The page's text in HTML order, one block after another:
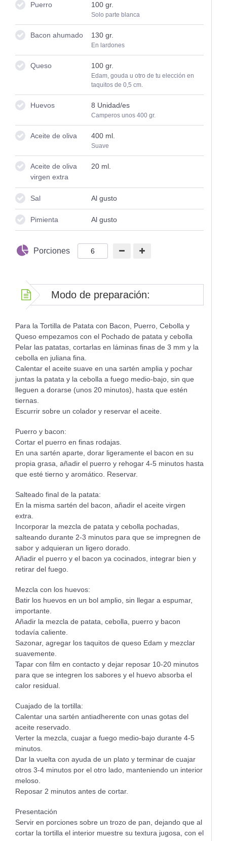
Puerro 100gr.
Solo parte blanca
Bacon ahumado 130gr.
En lardones
Queso 100gr.
Edam, gouda u otro de tu elección en
taquitos de 0,5 cm.
Huevos 8 Unidad/es
Camperos unos 400 gr.
Aceite de oliva 400ml.
Suave
Aceite de oliva
virgen extra
20ml.
Sal Al gusto
Pimienta Al gusto
Porciones
Modo de preparación:
Para la Tortilla de Patata con Bacon, Puerro, Cebolla y
Queso empezamos con el Pochado de patata y cebolla
Pelar las patatas, cortarlas en láminas finas de 3 mm y la
cebolla en juliana fina.
Calentar el aceite suave en una sartén amplia y pochar
juntas la patata y la cebolla a fuego medio-bajo, sin que
lleguen a dorarse (unos 20 minutos), hasta que estén
tiernas.
Escurrir sobre un colador y reservar el aceite.
Puerro y bacon:
Cortar el puerro en finas rodajas.
En una sartén aparte, dorar ligeramente el bacon en su
propia grasa, añadir el puerro y rehogar 4-5 minutos hasta
que esté tierno y aromático. Reservar.
Salteado final de la patata:
En la misma sartén del bacon, añadir el aceite virgen
extra.
Incorporar la mezcla de patata y cebolla pochadas,
salteando durante 2-3 minutos para que se impregnen de
sabor y adquieran un ligero dorado.
Añadir el puerro y el bacon ya cocinados, integrar bien y
retirar del fuego.
Mezcla con los huevos:
Batir los huevos en un bol amplio, sin llegar a espumar,
importante.
Añadir la mezcla de patata, cebolla, puerro y bacon
todavía caliente.
Sazonar, agregar los taquitos de queso Edam y mezclar
suavemente.
Tapar con film en contacto y dejar reposar 10-20 minutos
para que se integren los sabores y el huevo absorba el
calor residual.
Cuajado de la tortilla:
Calentar una sartén antiadherente con unas gotas del
aceite reservado.
Verter la mezcla, cuajar a fuego medio-bajo durante 4-5
minutos.
Dar la vuelta con ayuda de un plato y terminar de cuajar
otros 3-4 minutos por el otro lado, manteniendo un interior
meloso.
Reposar 2 minutos antes de cortar.
Presentación
Servir en porciones sobre un trozo de pan, dejando que al
cortar la tortilla el interior muestre su textura jugosa, con el